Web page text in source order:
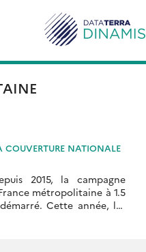
NATIONALE
2015, la campagne
métropolitaine à 1.5
Cette année, les